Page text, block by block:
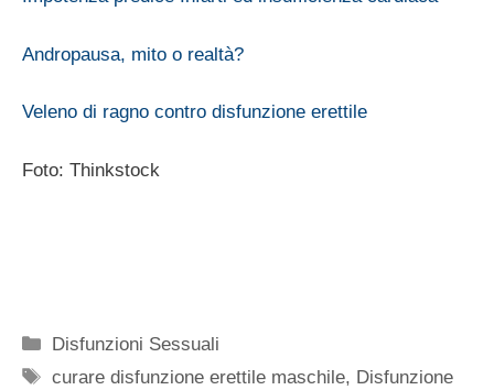
Andropausa, mito o realtà?
Veleno di ragno contro disfunzione erettile
Foto: Thinkstock
Categorie
Disfunzioni Sessuali
Tag
curare disfunzione erettile maschile, Disfunzione